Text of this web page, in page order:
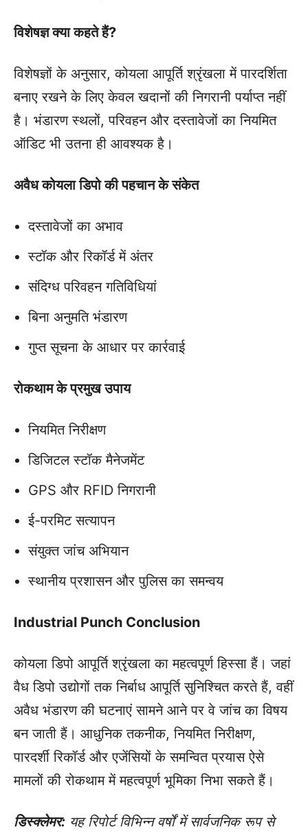
विशेषज्ञ क्या कहते हैं?
विशेषज्ञों के अनुसार, कोयला आपूर्ति श्रृंखला में पारदर्शिता
बनाए रखने के लिए केवल खदानों की निगरानी पर्याप्त नहीं
है। भंडारण स्थलों, परिवहन और दस्तावेजों का नियमित
ऑडिट भी उतना ही आवश्यक है।
अवैध कोयला डिपो की पहचान के संकेत
दस्तावेजों का अभाव
स्टॉक और रिकॉर्ड में अंतर
संदिग्ध परिवहन गतिविधियां
बिना अनुमति भंडारण
गुप्त सूचना के आधार पर कार्रवाई
रोकथाम के प्रमुख उपाय
नियमित निरीक्षण
डिजिटल स्टॉक मैनेजमेंट
GPS और RFID निगरानी
ई-परमिट सत्यापन
संयुक्त जांच अभियान
स्थानीय प्रशासन और पुलिस का समन्वय
Industrial Punch Conclusion
कोयला डिपो आपूर्ति श्रृंखला का महत्वपूर्ण हिस्सा हैं। जहां
वैध डिपो उद्योगों तक निर्बाध आपूर्ति सुनिश्चित करते हैं, वहीं
अवैध भंडारण की घटनाएं सामने आने पर वे जांच का विषय
बन जाती हैं। आधुनिक तकनीक, नियमित निरीक्षण,
पारदर्शी रिकॉर्ड और एजेंसियों के समन्वित प्रयास ऐसे
मामलों की रोकथाम में महत्वपूर्ण भूमिका निभा सकते हैं।
डिस्क्लेमर: यह रिपोर्ट विभिन्न वर्षों में सार्वजनिक रूप से